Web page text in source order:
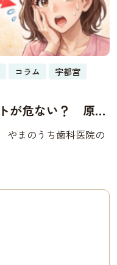
コラム
宇都宮
が危ない？ 原因
まのうち歯科医院の